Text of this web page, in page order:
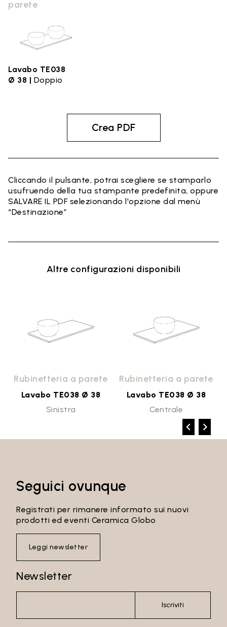
parete
Lavabo TE038
Ø 38 | Doppio
Crea PDF
Cliccando il pulsante, potrai scegliere se stamparlo
usufruendo della tua stampante predefinita, oppure
SALVARE IL PDF selezionando l'opzione dal menù
“Destinazione”
Altre configurazioni disponibili
Rubinetteria a parete
Lavabo TE038 Ø 38
Sinistra
Rubinetteria a parete
Lavabo TE038 Ø 38
Centrale
Seguici ovunque
Registrati per rimanere informato sui nuovi
prodotti ed eventi Ceramica Globo
Leggi newsletter
Newsletter
Iscriviti